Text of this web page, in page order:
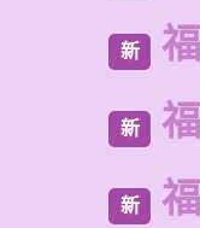
新
新
新